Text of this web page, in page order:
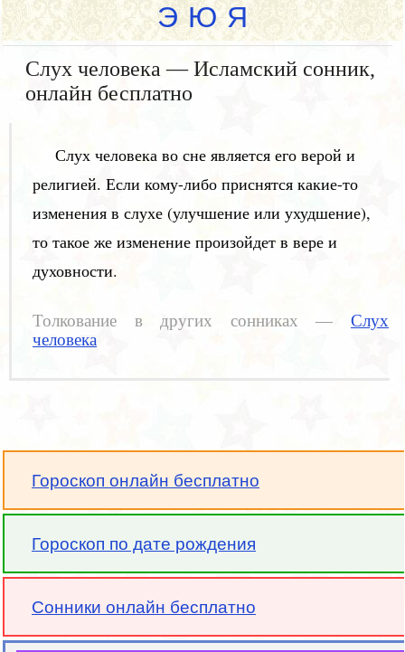
Э Ю Я
Слух человека — Исламский сонник,
онлайн бесплатно
Слух человека во сне является его верой и
религией. Если кому-либо приснятся какие-то
изменения в слухе (улучшение или ухудшение),
то такое же изменение произойдет в вере и
духовности.
Толкование в других сонниках — Слух
человека
Гороскоп онлайн бесплатно
Гороскоп по дате рождения
Сонники онлайн бесплатно